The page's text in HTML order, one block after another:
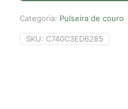
Categoria: Pulseira de couro
SKU: C740C3ED6285